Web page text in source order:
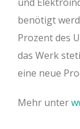
benötigt
Prozent des
das Werk
eine neue
Mehr unter